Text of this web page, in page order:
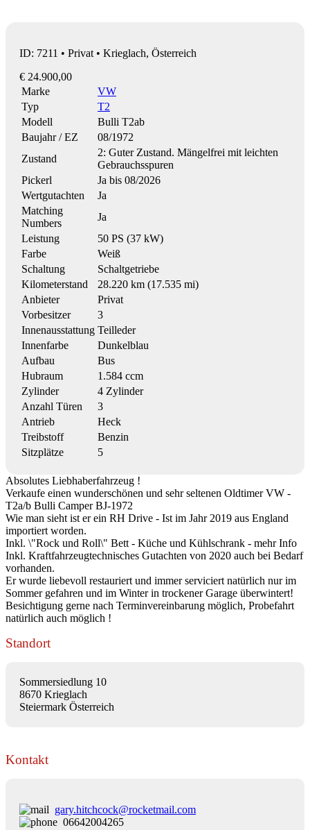
ID: 7211 • Privat • Krieglach, Österreich
€ 24.900,00
Marke
VW
Typ
T2
Modell
Bulli T2ab
Baujahr / EZ
08/1972
Zustand
2: Guter Zustand. Mängelfrei mit leichten
Gebrauchsspuren
Pickerl
Ja bis 08/2026
Wertgutachten
Ja
Matching
Numbers
Ja
Leistung
50 PS (37 kW)
Farbe
Weiß
Schaltung
Schaltgetriebe
Kilometerstand
28.220 km (17.535 mi)
Anbieter
Privat
Vorbesitzer
3
Innenausstattung Teilleder
Innenfarbe
Dunkelblau
Aufbau
Bus
Hubraum
1.584 ccm
Zylinder
4 Zylinder
Anzahl Türen
3
Antrieb
Heck
Treibstoff
Benzin
Sitzplätze
5
Absolutes Liebhaberfahrzeug !
Verkaufe einen wunderschönen und sehr seltenen Oldtimer VW -
T2a/b Bulli Camper BJ-1972
Wie man sieht ist er ein RH Drive - Ist im Jahr 2019 aus England
importiert worden.
Inkl. \"Rock und Roll\" Bett - Küche und Kühlschrank - mehr Info
Inkl. Kraftfahrzeugtechnisches Gutachten von 2020 auch bei Bedarf
vorhanden.
Er wurde liebevoll restauriert und immer serviciert natürlich nur im
Sommer gefahren und im Winter in trockener Garage überwintert!
Besichtigung gerne nach Terminvereinbarung möglich, Probefahrt
natürlich auch möglich !
Standort
Sommersiedlung 10
8670 Krieglach
Steiermark Österreich
Kontakt
gary.hitchcock@rocketmail.com
06642004265